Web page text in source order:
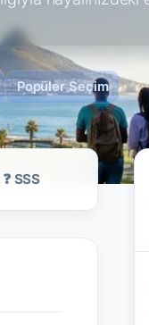
Popüler Seçim
❓ SSS